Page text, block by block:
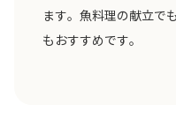
ます。魚料理の献立で
もおすすめです。